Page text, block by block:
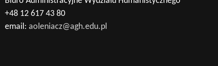
+48 12 617 43 80
email: aoleniacz@agh.edu.pl